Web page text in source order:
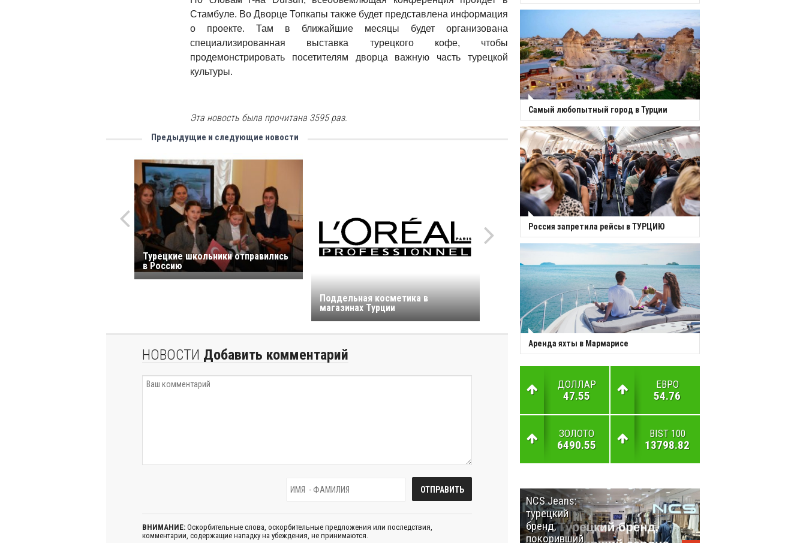
Стамбуле. Во Дворце Топкапы также будет представлена информация
о проекте. Там в ближайшие месяцы будет организована
специализированная выставка турецкого кофе, чтобы
продемонстрировать посетителям дворца важную часть турецкой
культуры.
Эта новость была прочитана 3595 раз.
Предыдущие и следующие новости
Турецкие школьники отправились
в Россию
Поддельная косметика в
магазинах Турции
НОВОСТИ Добавить комментарий
ВНИМАНИЕ: Оскорбительные слова, оскорбительные предложения или последствия,
комментарии, содержащие нападку на убеждения, не принимаются.
Самый любопытный город в Турции
Россия запретила рейсы в ТУРЦИЮ
Аренда яхты в Мармарисе
ДОЛЛАР
47.55
ЕВРО
54.76
ЗОЛОТО
6490.55
BIST 100
13798.82
NCS Jeans:
турецкий
бренд,
покоривший